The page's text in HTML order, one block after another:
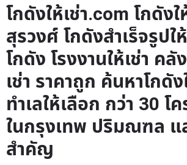
โกดังให้เช่า.com โกดัง
สุรวงศ์ โกดังสำเร็จรูปให้
โกดัง โรงงานให้เช่า คลั
เช่า ราคาถูก ค้นหาโกดัง
ทำเลให้เลือก กว่า 30 โ
ในกรุงเทพ ปริมณฑล แ
สำคัญ